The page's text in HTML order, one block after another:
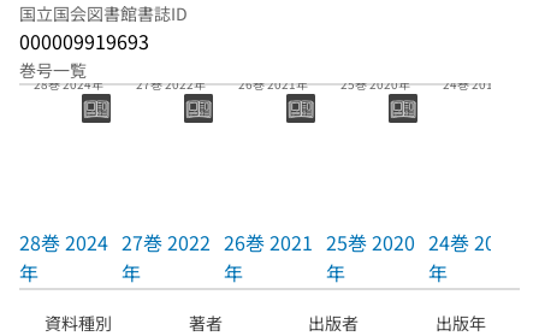
国立国会図書館書誌ID
000009919693
巻号一覧
28巻 2024年
28巻 2024
年
27巻 2022年
27巻 2022
年
26巻 2021年
26巻 2021
年
25巻 2020年
25巻 2020
年
24巻 2019年
24巻 2019
年
資料種別 著者 出版者 出版年